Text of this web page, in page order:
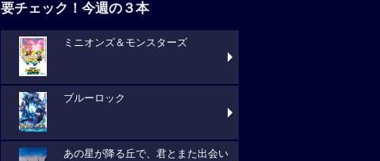
要チェック！今週の３本
ミニオンズ＆モンスターズ
ブルーロック
あの星が降る丘で、君とまた出会い